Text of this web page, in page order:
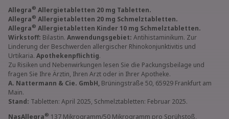
Allegra® Allergietabletten 20 mg Tabletten.
Allegra® Allergietabletten 20 mg Schmelztabletten.
Allegra® Allergietabletten Kinder 10 mg Schmelztabletten.
Wirkstoff: Bilastin. Anwendungsgebiet: Antihistaminikum. Zur
Linderung der Beschwerden allergischer Rhinokonjunktivitis und
Urtikaria. Apothekenpflichtig.
Zu Risiken und Nebenwirkungen lesen Sie die Packungsbeilage und
fragen Sie Ihre Ärztin, Ihren Arzt oder in Ihrer Apotheke.
A. Nattermann & Cie. GmbH, Brüningstraße 50, 65929 Frankfurt am
Main.
Stand: Tabletten: April 2025, Schmelztabletten: Februar 2025.
NasAllegra® 137 Mikrogramm/50 Mikrogramm pro Sprühstoß,